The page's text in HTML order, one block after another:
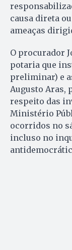
causa direta
ameaças
O procurador
potaria que
preliminar) e
Augusto Aras,
respeito das
Ministério
ocorridos no
incluso no